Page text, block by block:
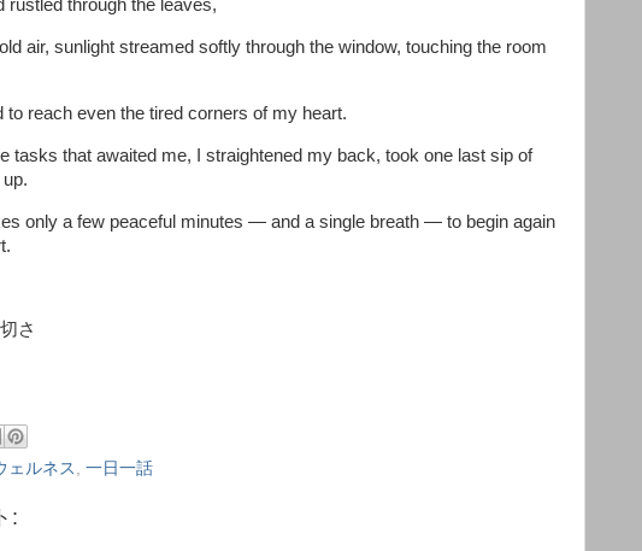
rustled through the leaves,
air, sunlight streamed softly through the window, touching the room
to reach even the tired corners of my heart.
tasks that awaited me, I straightened my back, took one last sip of
only a few peaceful minutes — and a single breath — to begin again
さ
ェルネス 一日一話
: